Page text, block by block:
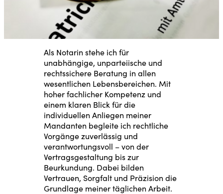
Als Notarin stehe ich für
unabhängige, unparteiische und
rechtssichere Beratung in allen
wesentlichen Lebensbereichen. Mit
hoher fachlicher Kompetenz und
einem klaren Blick für die
individuellen Anliegen meiner
Mandanten begleite ich rechtliche
Vorgänge zuverlässig und
verantwortungsvoll – von der
Vertragsgestaltung bis zur
Beurkundung. Dabei bilden
Vertrauen, Sorgfalt und Präzision die
Grundlage meiner täglichen Arbeit.